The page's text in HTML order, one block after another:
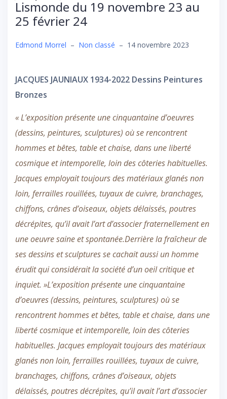
Lismonde du 19 novembre 23 au
25 février 24
Edmond Morrel – Non classé – 14 novembre 2023
JACQUES JAUNIAUX 1934-2022 Dessins Peintures
Bronzes
« L’exposition présente une cinquantaine d’oeuvres
(dessins, peintures, sculptures) où se rencontrent
hommes et bêtes, table et chaise, dans une liberté
cosmique et intemporelle, loin des côteries habituelles.
Jacques employait toujours des matériaux glanés non
loin, ferrailles rouillées, tuyaux de cuivre, branchages,
chiffons, crânes d’oiseaux, objets délaissés, poutres
décrépites, qu’il avait l’art d’associer fraternellement en
une oeuvre saine et spontanée.Derrière la fraîcheur de
ses dessins et sculptures se cachait aussi un homme
érudit qui considérait la société d’un oeil critique et
inquiet. »L’exposition présente une cinquantaine
d’oeuvres (dessins, peintures, sculptures) où se
rencontrent hommes et bêtes, table et chaise, dans une
liberté cosmique et intemporelle, loin des côteries
habituelles. Jacques employait toujours des matériaux
glanés non loin, ferrailles rouillées, tuyaux de cuivre,
branchages, chiffons, crânes d’oiseaux, objets
délaissés, poutres décrépites, qu’il avait l’art d’associer